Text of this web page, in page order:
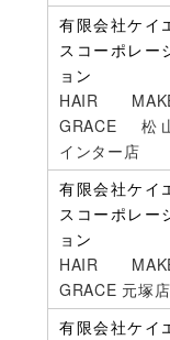
有限会社ケイ
スコーポレー
ョン
HAIR
GRACE 松
インター店
有限会社ケイ
スコーポレー
ョン
HAIR
GRACE 元塚店
有限会社ケイ